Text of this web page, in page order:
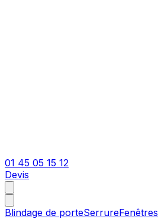
01 45 05 15 12
Devis
Blindage de porteSerrureFenêtres